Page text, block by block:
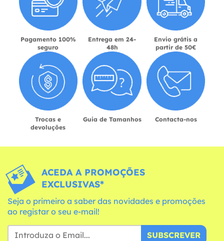
Pagamento 100%
seguro
Entrega em 24-
48h
Envio grátis a
partir de 50€
Trocas e
devoluções
Guia de Tamanhos Contacta-nos
ACEDA A PROMOÇÕES
EXCLUSIVAS*
Seja o primeiro a saber das novidades e promoções
ao registar o seu e-mail!
SUBSCREVER